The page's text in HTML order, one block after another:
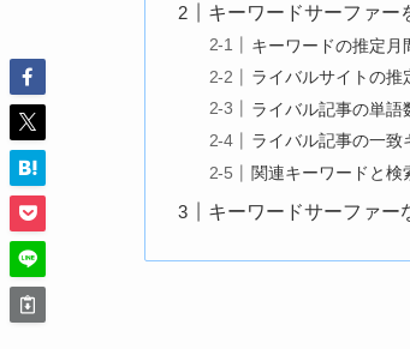
キーワードサーファー
キーワードの推定月
ライバルサイトの推
ライバル記事の単語
ライバル記事の一致
関連キーワードと検
キーワードサーファー